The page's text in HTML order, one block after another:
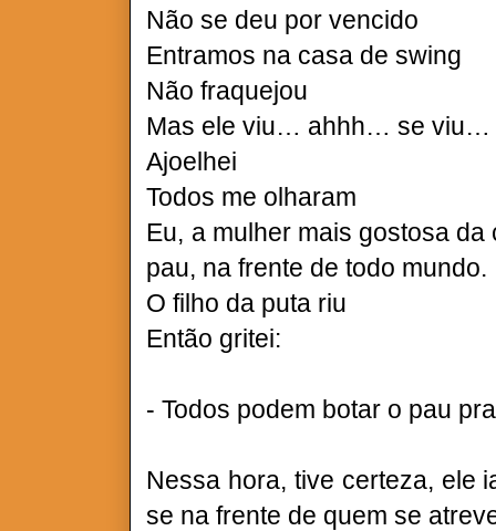
Não se deu por vencido
Entramos na casa de swing
Não fraquejou
Mas ele viu… ahhh… se viu…
Ajoelhei
Todos me olharam
Eu, a mulher mais gostosa
pau, na frente de todo mundo.
O filho da puta riu
Então gritei:
- Todos podem botar o pau
Nessa hora, tive certeza, ele
se na frente de quem se